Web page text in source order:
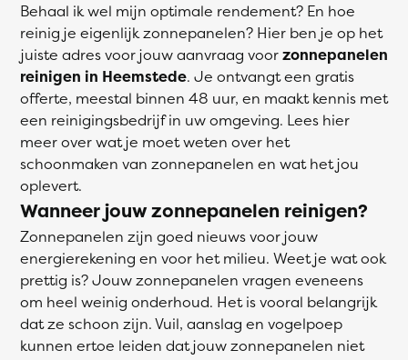
Behaal ik wel mijn optimale rendement? En hoe
reinig je eigenlijk zonnepanelen? Hier ben je op het
juiste adres voor jouw aanvraag voorzonnepanelen
reinigen in Heemstede. Je ontvangt een gratis
offerte, meestal binnen 48 uur, en maakt kennis met
een reinigingsbedrijf in uw omgeving. Lees hier
meer over wat je moet weten over het
schoonmaken van zonnepanelen en wat het jou
oplevert.
Wanneer jouw zonnepanelen reinigen?
Zonnepanelen zijn goed nieuws voor jouw
energierekening en voor het milieu. Weet je wat ook
prettig is? Jouw zonnepanelen vragen eveneens
om heel weinig onderhoud. Het is vooral belangrijk
dat ze schoon zijn. Vuil, aanslag en vogelpoep
kunnen ertoe leiden dat jouw zonnepanelen niet